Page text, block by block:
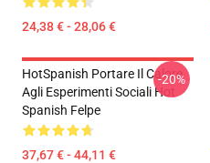
24,38 € - 28,06 €
HotSpanish Portare Il Calore
Agli Esperimenti Sociali Hot
Spanish Felpe
37,67 € - 44,11 €
-20%